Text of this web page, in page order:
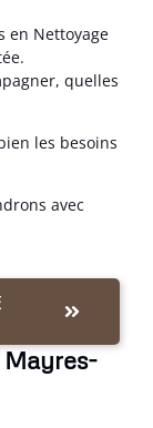
en Nettoyage
quelles
les besoins
avec